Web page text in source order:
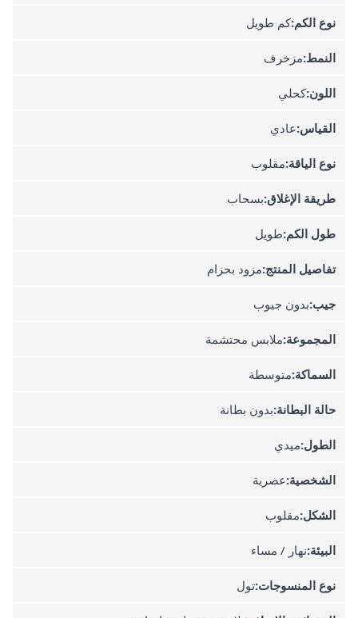
نوع الكم:كم طويل
النمط:مزخرف
اللون:كحلي
القياس:عادي
نوع الياقة:مقلوب
طريقة الإغلاق:بسحاب
طول الكم:طويل
تفاصيل المنتج:مزود بحزام
جيب:بدون جيوب
المجموعة:ملابس محتشمة
السماكة:متوسطة
حالة البطانة:بدون بطانة
الطول:ميدي
الشخصية:عصرية
الشكل:مقلوب
البيئة:نهار / مساء
نوع المنسوجات:تول